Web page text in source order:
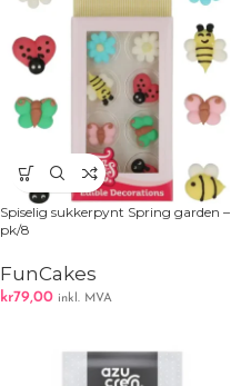
Spiselig sukkerpynt Spring garden –
pk/8
FunCakes
kr79,00 inkl. MVA